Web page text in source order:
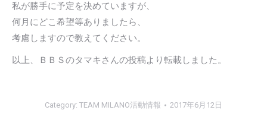
私が勝手に予定を決めていますが、
何月にどこ希望等ありましたら、
考慮しますので教えてください。
以上、ＢＢＳのタマキさんの投稿より転載しました。
Category: TEAM MILANO活動情報 2017年6月12日